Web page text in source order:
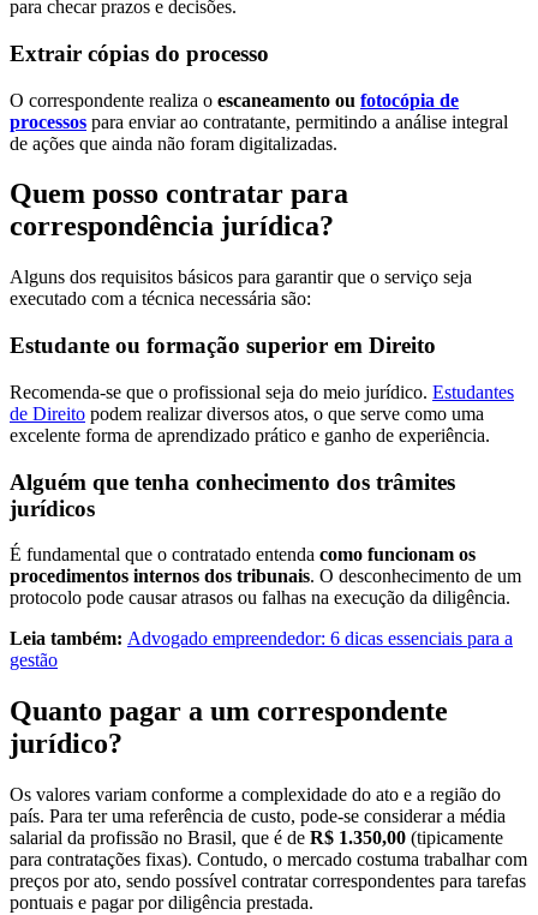
para checar prazos e decisões.
Extrair cópias do processo
O correspondente realiza o escaneamento ou fotocópia de
processos para enviar ao contratante, permitindo a análise integral
de ações que ainda não foram digitalizadas.
Quem posso contratar para
correspondência jurídica?
Alguns dos requisitos básicos para garantir que o serviço seja
executado com a técnica necessária são:
Estudante ou formação superior em Direito
Recomenda-se que o profissional seja do meio jurídico. Estudantes
de Direito podem realizar diversos atos, o que serve como uma
excelente forma de aprendizado prático e ganho de experiência.
Alguém que tenha conhecimento dos trâmites
jurídicos
É fundamental que o contratado entenda como funcionam os
procedimentos internos dos tribunais. O desconhecimento de um
protocolo pode causar atrasos ou falhas na execução da diligência.
Leia também: Advogado empreendedor: 6 dicas essenciais para a
gestão
Quanto pagar a um correspondente
jurídico?
Os valores variam conforme a complexidade do ato e a região do
país. Para ter uma referência de custo, pode-se considerar a média
salarial da profissão no Brasil, que é de R$ 1.350,00 (tipicamente
para contratações fixas). Contudo, o mercado costuma trabalhar com
preços por ato, sendo possível contratar correspondentes para tarefas
pontuais e pagar por diligência prestada.